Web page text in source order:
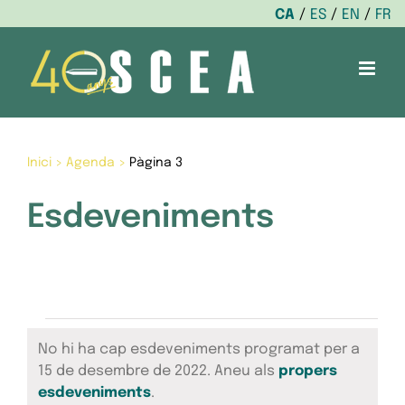
CA ES EN
FR
content
Inici> Agenda > Pàgina 3
Esdeveniments
Esdeveniments
del
No hi ha cap esdeveniments programat per a
15 de desembre de 2022. Aneu als propers
esdeveniments.